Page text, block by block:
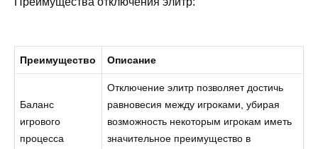
Преимущество Описание
Баланс
игрового
процесса
Отключение элитр позволяет достичь
равновесия между игроками, убирая
возможность некоторым игрокам иметь
значительное преимущество в